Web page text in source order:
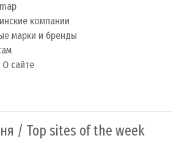
компании
марки и бренды
сайте
/ Top sites of the week